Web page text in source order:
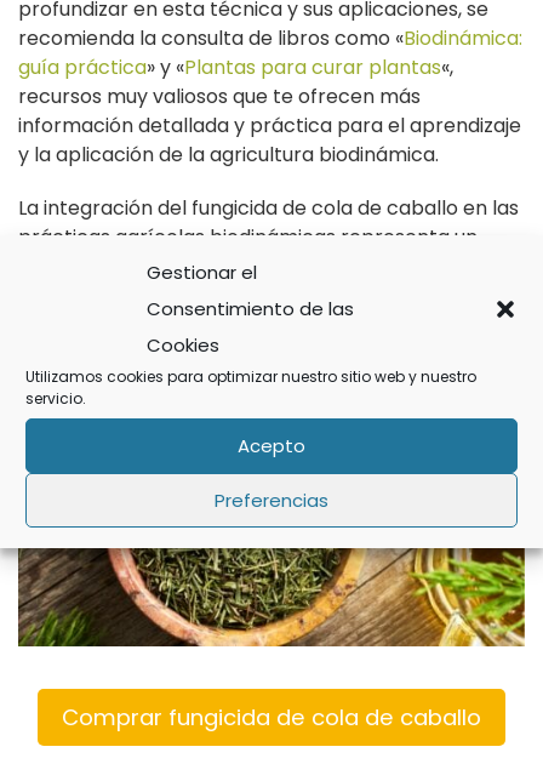
Gestionar el
Consentimiento de las
Cookies
Utilizamos cookies para optimizar nuestro sitio web y nuestro
servicio.
Acepto
Preferencias
profundizar en esta técnica y sus aplicaciones, se
recomienda la consulta de libros como «Biodinámica:
guía práctica» y «Plantas para curar plantas«,
recursos muy valiosos que te ofrecen más
información detallada y práctica para el aprendizaje
y la aplicación de la agricultura biodinámica.
La integración del fungicida de cola de caballo en las
prácticas agrícolas biodinámicas representa un
paso importante hacia la
del ecosistema agrícola
, al tiempo que te ofrece
una alternativa natural y efectiva para el posibles
control de plagas y enfermedades en tus cultivos.
Comprar fungicida de cola de caballo